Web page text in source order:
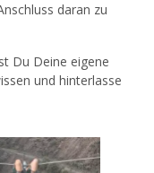
daran zu
Du Deine eigene
und hinterlasse